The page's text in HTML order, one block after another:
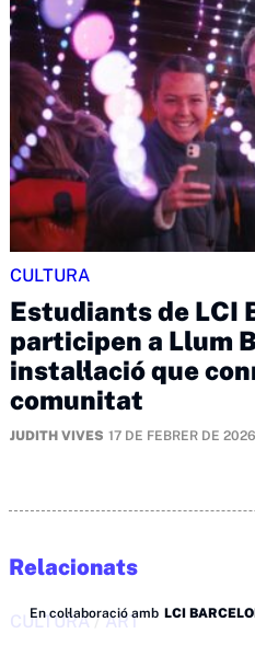
CULTURA
Estudiants de LCI
participen a Llum
instal·lació que
comunitat
JUDITH VIVES 17 DE FEBRER DE
Relacionats
En col·laboració amb LCI
CULTURA/ART